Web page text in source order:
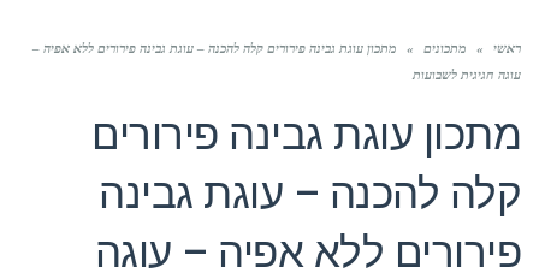
ראשי » מתכונים »
מתכון עוגת גבינה פירורים קלה להכנה – עוגת גבינה פירורים ללא אפיה –
עוגה חגיגית לשבועות
מתכון עוגת גבינה פירורים
קלה להכנה – עוגת גבינה
פירורים ללא אפיה – עוגה